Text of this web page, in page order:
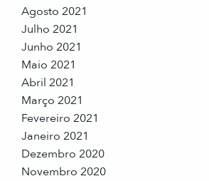
Agosto 2021
Julho 2021
Junho 2021
Maio 2021
Abril 2021
Março 2021
Fevereiro 2021
Janeiro 2021
Dezembro 2020
Novembro 2020